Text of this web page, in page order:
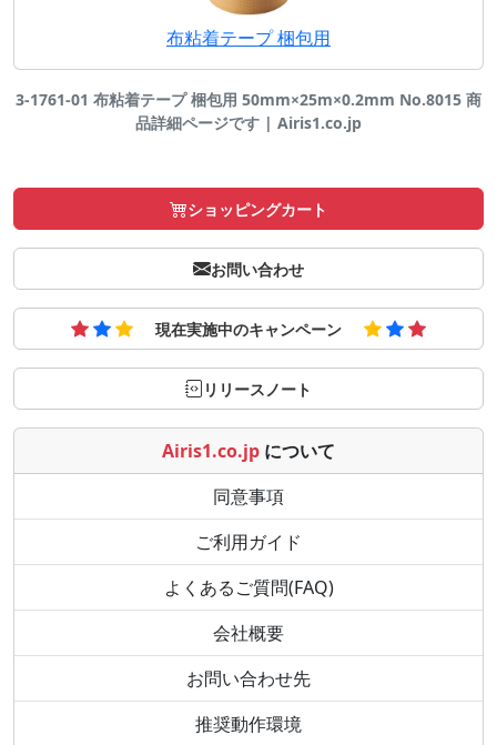
布粘着テープ 梱包用
3-1761-01 布粘着テープ 梱包用 50mm×25m×0.2mm No.8015 商
品詳細ページです | Airis1.co.jp
ショッピングカート
お問い合わせ
現在実施中のキャンペーン
リリースノート
Airis1.co.jp について
同意事項
ご利用ガイド
よくあるご質問(FAQ)
会社概要
お問い合わせ先
推奨動作環境